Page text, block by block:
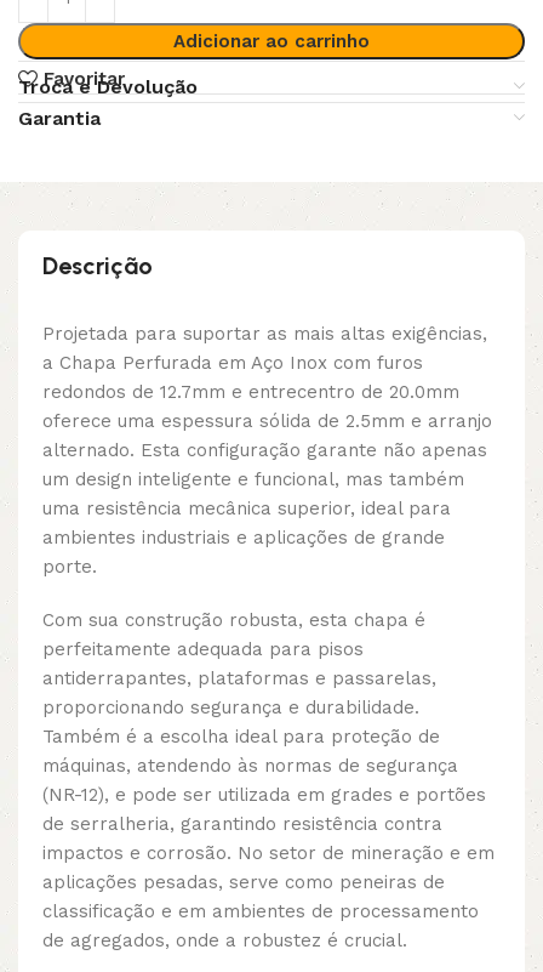
Adicionar ao carrinho
Favoritar
Troca e Devolução
Garantia
Descrição
Projetada para suportar as mais altas exigências,
a Chapa Perfurada em Aço Inox com furos
redondos de 12.7mm e entrecentro de 20.0mm
oferece uma espessura sólida de 2.5mm e arranjo
alternado. Esta configuração garante não apenas
um design inteligente e funcional, mas também
uma resistência mecânica superior, ideal para
ambientes industriais e aplicações de grande
porte.
Com sua construção robusta, esta chapa é
perfeitamente adequada para pisos
antiderrapantes, plataformas e passarelas,
proporcionando segurança e durabilidade.
Também é a escolha ideal para proteção de
máquinas, atendendo às normas de segurança
(NR-12), e pode ser utilizada em grades e portões
de serralheria, garantindo resistência contra
impactos e corrosão. No setor de mineração e em
aplicações pesadas, serve como peneiras de
classificação e em ambientes de processamento
de agregados, onde a robustez é crucial.